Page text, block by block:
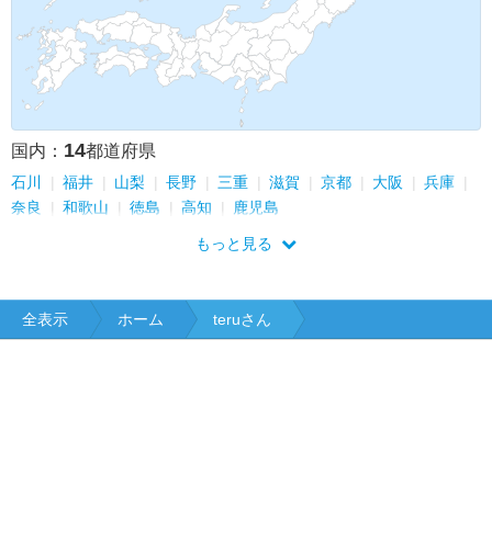
国内： 14都道府県
石川 福井 山梨 長野 三重 滋賀 京都 大阪
兵庫
奈良
和歌山 徳島 高知 鹿児島
もっと見る
全表示 ホーム teruさん